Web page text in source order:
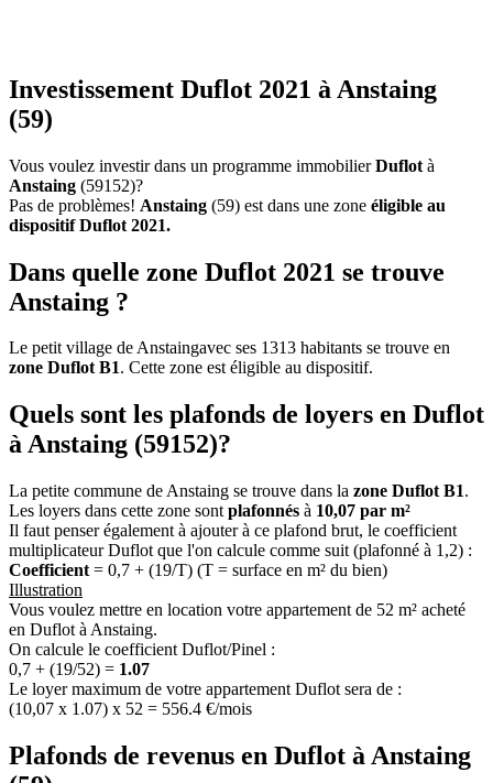
Investissement Duflot 2021 à Anstaing
(59)
Vous voulez investir dans un programme immobilierDuflot à
Anstaing (59152)?
Pas de problèmes! Anstaing (59) est dans une zone éligible au
dispositif Duflot 2021.
Dans quelle zone Duflot 2021 se trouve
Anstaing ?
Le petit village de Anstaingavec ses 1313 habitants se trouve en
zone Duflot B1. Cette zone est éligible au dispositif.
Quels sont les plafonds de loyers en Duflot
à Anstaing (59152)?
La petite commune de Anstaing se trouve dans la zone Duflot B1.
Les loyers dans cette zone sont plafonnés à 10,07 par m²
Il faut penser également à ajouter à ce plafond brut, le coefficient
multiplicateur Duflot que l'on calcule comme suit (plafonné à 1,2) :
Coefficient = 0,7 + (19/T) (T = surface en m² du bien)
Illustration
Vous voulez mettre en location votre appartement de 52 m² acheté
en Duflot à Anstaing.
On calcule le coefficient Duflot/Pinel :
0,7 + (19/52) = 1.07
Le loyer maximum de votre appartement Duflot sera de :
(10,07 x 1.07) x 52 = 556.4 €/mois
Plafonds de revenus en Duflot à Anstaing